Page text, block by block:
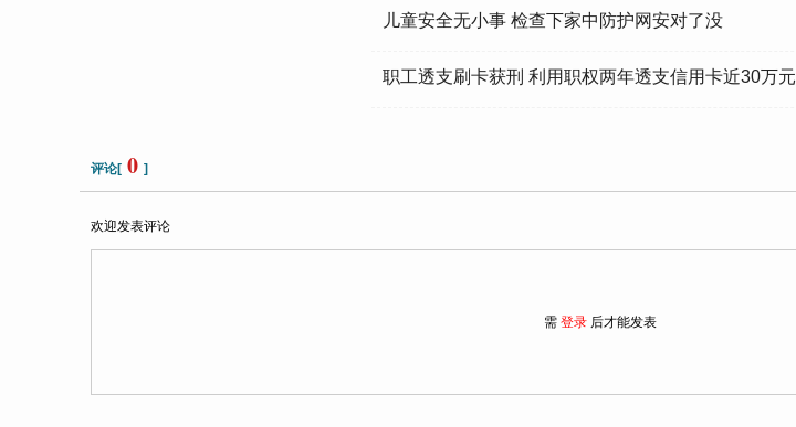
儿童安全无小事 检查下家中防护网安对了没
职工透支刷卡获刑 利用职权两年透支信用卡近30万元
评论[ 0 ]
欢迎发表评论
需 登录 后才能发表